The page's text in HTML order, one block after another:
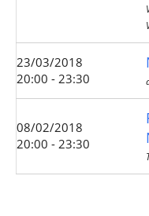
23/03/2018
20:00 - 23:30
08/02/2018
20:00 - 23:30